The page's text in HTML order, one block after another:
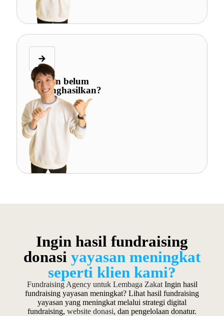
Iklan belum
menghasilkan?
Ingin hasil fundraising
donasi yayasan meningkat
seperti klien kami?
Fundraising Agency untuk Lembaga ZakatIngin hasil
fundraising yayasan meningkat? Lihat hasil fundraising
yayasan yang meningkat melalui strategi digital
fundraising, website donasi, dan pengelolaan donatur.